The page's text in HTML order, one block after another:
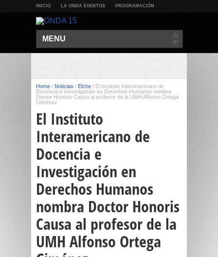
INICIO LA ONDA EVENTOS PROGRAMACIÓN
MENU
Home / Noticias / Elche / El Instituto Interamericano de
Docencia e Investigación en Derechos Humanos nombra
Doctor Honoris Causa al profesor de la UMH Alfonso Ortega
Giménez
El Instituto
Interamericano de
Docencia e
Investigación en
Derechos Humanos
nombra Doctor Honoris
Causa al profesor de la
UMH Alfonso Ortega